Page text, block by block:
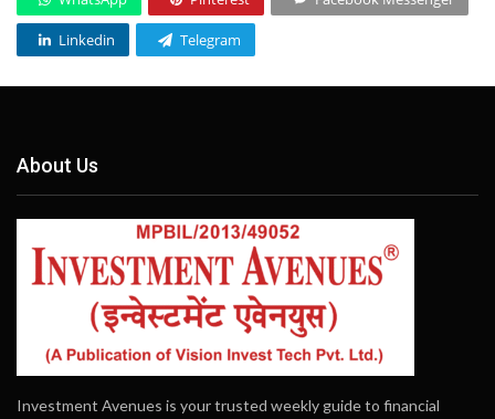
Linkedin Telegram
About Us
Investment Avenues is your trusted weekly guide to financial